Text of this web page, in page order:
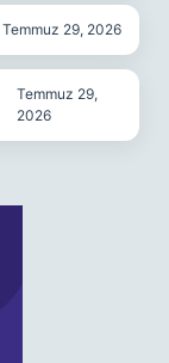
Temmuz 29, 2026
Temmuz 29,
2026